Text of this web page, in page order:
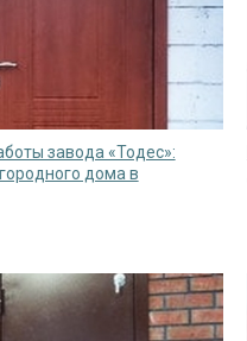
завода «Тодес»:
дома в